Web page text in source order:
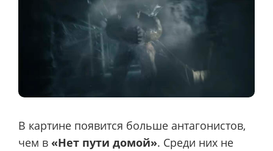
В картине появится больше антагонистов,
чем в «Нет пути домой». Среди них не